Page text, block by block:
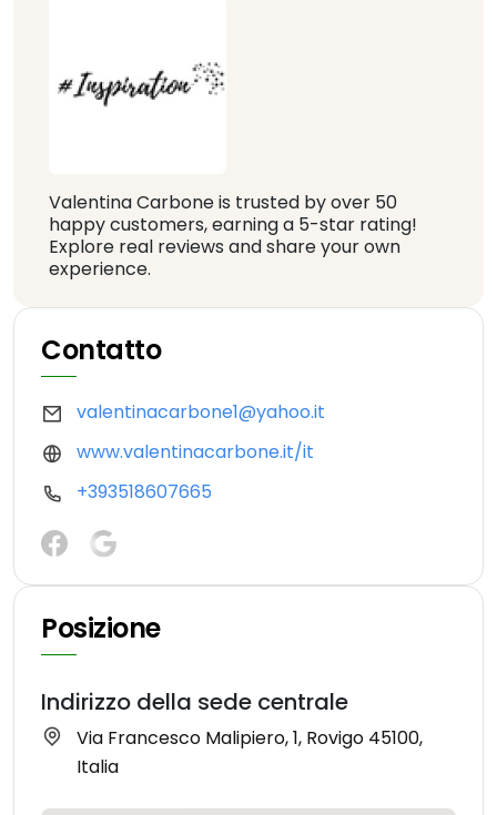
Valentina Carbone is trusted by over 50
happy customers, earning a 5-star rating!
Explore real reviews and share your own
experience.
Contatto
valentinacarbone1@yahoo.it
www.valentinacarbone.it/it
+393518607665
Posizione
Indirizzo della sede centrale
Via Francesco Malipiero, 1, Rovigo 45100,
Italia